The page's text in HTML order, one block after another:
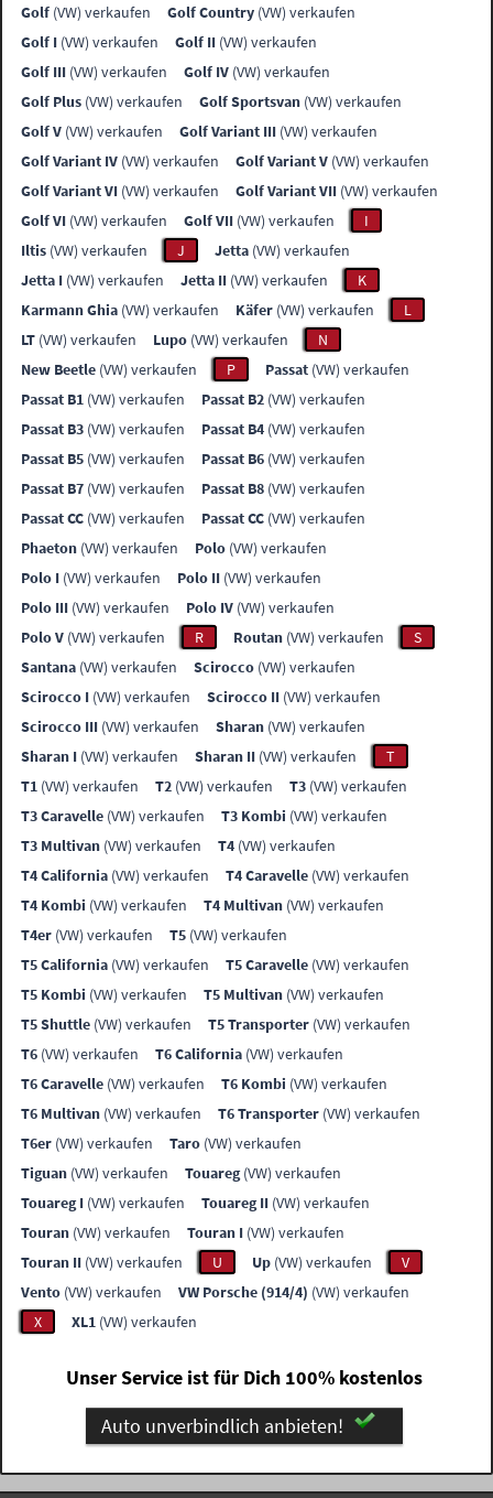
Golf (VW) verkaufen Golf Country (VW) verkaufen
Golf I (VW) verkaufen Golf II (VW) verkaufen
Golf III (VW) verkaufen Golf IV (VW) verkaufen
Golf Plus (VW) verkaufen Golf Sportsvan (VW) verkaufen
Golf V (VW) verkaufen Golf Variant III (VW) verkaufen
Golf Variant IV (VW) verkaufen Golf Variant V (VW) verkaufen
Golf Variant VI (VW) verkaufen Golf Variant VII (VW) verkaufen
Golf VI (VW) verkaufen Golf VII (VW) verkaufen
I
Iltis (VW) verkaufen J Jetta (VW) verkaufen
Jetta I (VW) verkaufen Jetta II (VW) verkaufen
K
Karmann Ghia (VW) verkaufen Käfer (VW) verkaufen
L
LT (VW) verkaufen Lupo (VW) verkaufen
N
New Beetle (VW) verkaufen P Passat (VW) verkaufen
Passat B1 (VW) verkaufen Passat B2 (VW) verkaufen
Passat B3 (VW) verkaufen Passat B4 (VW) verkaufen
Passat B5 (VW) verkaufen Passat B6 (VW) verkaufen
Passat B7 (VW) verkaufen Passat B8 (VW) verkaufen
Passat CC (VW) verkaufen Passat CC (VW) verkaufen
Phaeton (VW) verkaufen Polo (VW) verkaufen
Polo I (VW) verkaufen Polo II (VW) verkaufen
Polo III (VW) verkaufen Polo IV (VW) verkaufen
Polo V (VW) verkaufen R Routan (VW) verkaufen
S
Santana (VW) verkaufen Scirocco (VW) verkaufen
Scirocco I (VW) verkaufen Scirocco II (VW) verkaufen
Scirocco III (VW) verkaufen Sharan (VW) verkaufen
Sharan I (VW) verkaufen Sharan II (VW) verkaufen
T
T1 (VW) verkaufen T2 (VW) verkaufen T3 (VW) verkaufen
T3 Caravelle (VW) verkaufen T3 Kombi (VW) verkaufen
T3 Multivan (VW) verkaufen T4 (VW) verkaufen
T4 California (VW) verkaufen T4 Caravelle (VW) verkaufen
T4 Kombi (VW) verkaufen T4 Multivan (VW) verkaufen
T4er (VW) verkaufen T5 (VW) verkaufen
T5 California (VW) verkaufen T5 Caravelle (VW) verkaufen
T5 Kombi (VW) verkaufen T5 Multivan (VW) verkaufen
T5 Shuttle (VW) verkaufen T5 Transporter (VW) verkaufen
T6 (VW) verkaufen T6 California (VW) verkaufen
T6 Caravelle (VW) verkaufen T6 Kombi (VW) verkaufen
T6 Multivan (VW) verkaufen T6 Transporter (VW) verkaufen
T6er (VW) verkaufen Taro (VW) verkaufen
Tiguan (VW) verkaufen Touareg(VW) verkaufen
Touareg I (VW) verkaufen Touareg II (VW) verkaufen
Touran (VW) verkaufen Touran I (VW) verkaufen
Touran II (VW) verkaufen U Up (VW) verkaufen
V
Vento (VW) verkaufen VW Porsche (914/4) (VW) verkaufen
X
XL1 (VW) verkaufen
Unser Service ist für Dich 100% kostenlos
Auto unverbindlich anbieten!